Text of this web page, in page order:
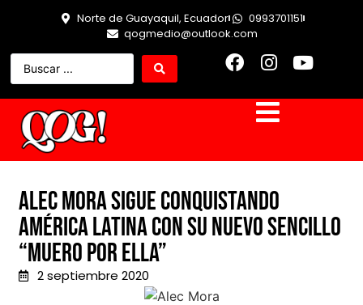
Norte de Guayaquil, Ecuador
0993701151
qogmedio@outlook.com
Alec Mora sigue conquistando
América Latina con su nuevo sencillo
“Muero por Ella”
2 septiembre 2020